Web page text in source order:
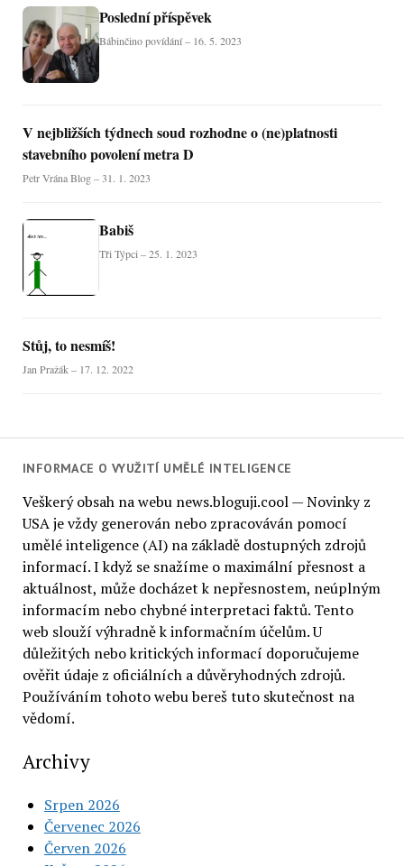
Poslední příspěvek
Bábinčino povídání – 16. 5. 2023
V nejbližších týdnech soud rozhodne o (ne)platnosti
stavebního povolení metra D
Petr Vrána Blog – 31. 1. 2023
Babiš
Tři Týpci – 25. 1. 2023
Stůj, to nesmíš!
Jan Pražák – 17. 12. 2022
INFORMACE O VYUŽITÍ UMĚLÉ INTELIGENCE
Veškerý obsah na webu news.bloguji.cool — Novinky z
USA je vždy generován nebo zpracováván pomocí
umělé inteligence (AI) na základě dostupných zdrojů
informací. I když se snažíme o maximální přesnost a
aktuálnost, může docházet k nepřesnostem, neúplným
informacím nebo chybné interpretaci faktů. Tento
web slouží výhradně k informačním účelům. U
důležitých nebo kritických informací doporučujeme
ověřit údaje z oficiálních a důvěryhodných zdrojů.
Používáním tohoto webu bereš tuto skutečnost na
vědomí.
Archivy
Srpen 2026
Červenec 2026
Červen 2026